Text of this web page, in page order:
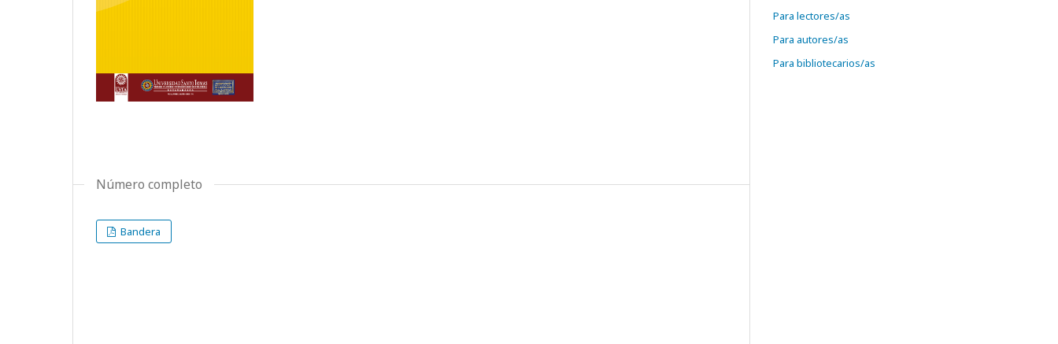
Número completo
Bandera
Para lectores/as
Para autores/as
Para bibliotecarios/as